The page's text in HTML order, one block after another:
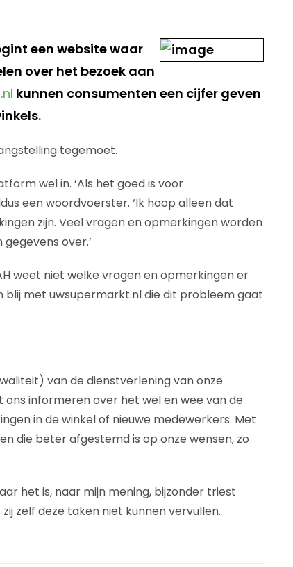
een website waar
over het bezoek aan
kunnen consumenten een cijfer geven
tegemoet.
wel in. ‘Als het goed is voor
een woordvoerster. ‘Ik hoop alleen dat
zijn. Veel vragen en opmerkingen worden
over.’
weet niet welke vragen en opmerkingen er
met uwsupermarkt.nl die dit probleem gaat
van de dienstverlening van onze
informeren over het wel en wee van de
in de winkel of nieuwe medewerkers. Met
die beter afgestemd is op onze wensen, zo
het is, naar mijn mening, bijzonder triest
zelf deze taken niet kunnen vervullen.